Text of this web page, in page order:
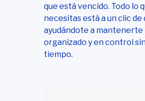
que está vencido. Todo lo
necesitas está a un clic de
ayudándote a mantenerte
organizado y en control
tiempo.